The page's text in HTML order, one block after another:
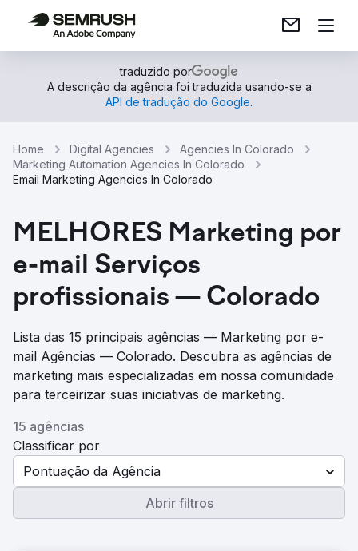
traduzido por
A descrição da agência foi traduzida usando-se a
API de tradução do Google.
Home Digital Agencies
Agencies In Colorado
Marketing Automation Agencies In Colorado
Email Marketing Agencies In Colorado
MELHORES Marketing por
e-mail Serviços
profissionais — Colorado
Lista das 15 principais agências — Marketing por e-
mail Agências — Colorado. Descubra as agências de
marketing mais especializadas em nossa comunidade
para terceirizar suas iniciativas de marketing.
15 agências
Classificar por
Pontuação da Agência
Abrir filtros